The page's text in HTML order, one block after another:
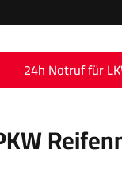
24h Notruf für